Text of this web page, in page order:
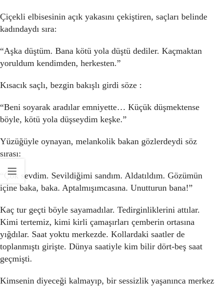
Çiçekli elbisesinin açık yakasını çekiştiren, saçları belinde
kadındaydı sıra:
“Aşka düştüm. Bana kötü yola düştü dediler. Kaçmaktan
yoruldum kendimden, herkesten.”
Kısacık saçlı, bezgin bakışlı girdi söze :
“Beni soyarak aradılar emniyette… Küçük düşmektense
böyle, kötü yola düşseydim keşke.”
Yüzüğüyle oynayan, melankolik bakan gözlerdeydi söz
sırası:
“Çok sevdim. Sevildiğimi sandım. Aldatıldım. Gözümün
içine baka, baka. Aptalmışımcasına. Unutturun bana!”
Kaç tur geçti böyle sayamadılar. Tedirginliklerini attılar.
Kimi tertemiz, kimi kirli çamaşırları çemberin ortasına
yığdılar. Saat yoktu merkezde. Kollardaki saatler de
toplanmıştı girişte. Dünya saatiyle kim bilir dört-beş saat
geçmişti.
Kimsenin diyeceği kalmayıp, bir sessizlik yaşanınca merkez